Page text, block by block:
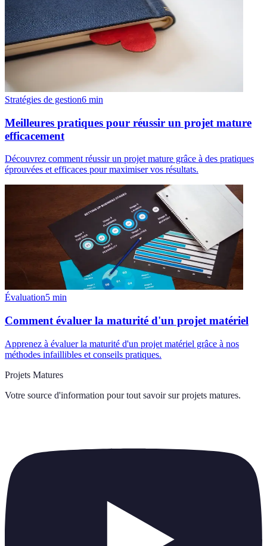
Stratégies de gestion6 min
Meilleures pratiques pour réussir un projet mature
efficacement
Découvrez comment réussir un projet mature grâce à des pratiques
éprouvées et efficaces pour maximiser vos résultats.
Évaluation5 min
Comment évaluer la maturité d'un projet matériel
Apprenez à évaluer la maturité d'un projet matériel grâce à nos
méthodes infaillibles et conseils pratiques.
Projets Matures
Votre source d'information pour tout savoir sur projets matures.